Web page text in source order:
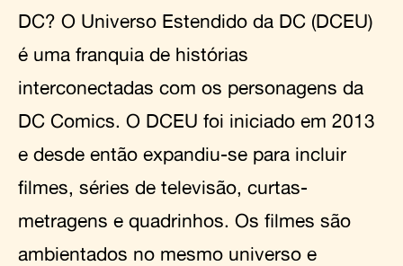
DC? O Universo Estendido da DC (DCEU)
é uma franquia de histórias
interconectadas com os personagens da
DC Comics. O DCEU foi iniciado em 2013
e desde então expandiu-se para incluir
filmes, séries de televisão, curtas-
metragens e quadrinhos. Os filmes são
ambientados no mesmo universo e